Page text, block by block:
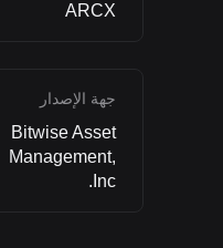
ARCX
جهة الإصدار
Bitwise Asset
Management,
Inc.